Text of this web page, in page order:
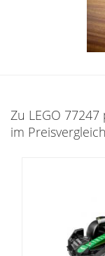
Zu LEGO
im Preisvergleich